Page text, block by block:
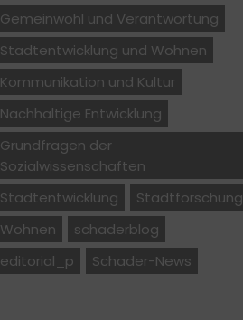
Gemeinwohl und Verantwortung
Stadtentwicklung und Wohnen
Kommunikation und Kultur
Nachhaltige Entwicklung
Grundfragen der
Sozialwissenschaften
Stadtentwicklung
Stadtforschung
Wohnen
schaderblog
editorial_p
Schader-News